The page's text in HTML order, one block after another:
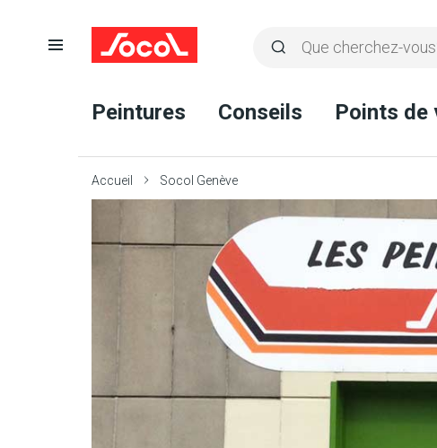
Rechercher
recherche
Ouvrir
Peintures Conseils Points de
Accueil Socol Genève